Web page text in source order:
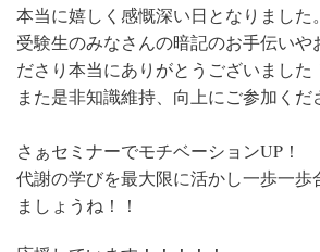
本当に嬉しく感慨深い日となりました。
受験生のみなさんの暗記のお手伝いや
ださり本当にありがとうございました
また是非知識維持、向上にご参加くだ
さぁセミナーでモチベーションUP！
代謝の学びを最大限に活かし一歩一歩
ましょうね！！